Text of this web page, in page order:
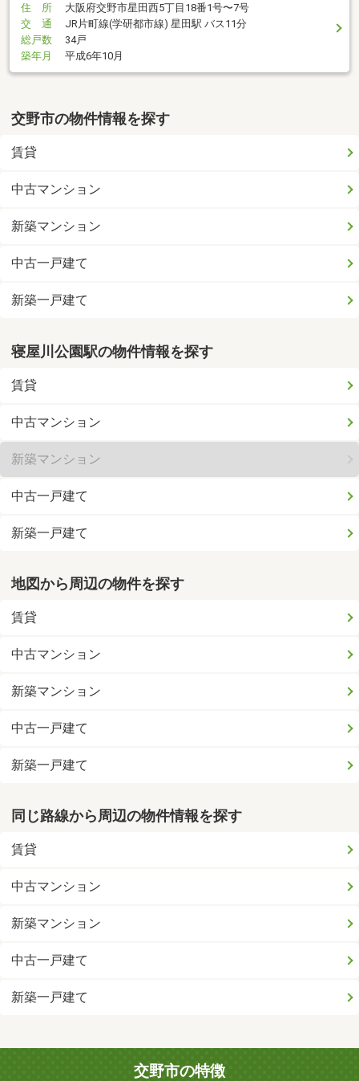
住 所
大阪府交野市星田西5丁目18番1号〜7号
交 通
JR片町線(学研都市線) 星田駅 バス11分
総戸数
34戸
築年月
平成6年10月
交野市の物件情報を探す
賃貸
中古マンション
新築マンション
中古一戸建て
新築一戸建て
寝屋川公園駅の物件情報を探す
賃貸
中古マンション
新築マンション
中古一戸建て
新築一戸建て
地図から周辺の物件を探す
賃貸
中古マンション
新築マンション
中古一戸建て
新築一戸建て
同じ路線から周辺の物件情報を探す
賃貸
中古マンション
新築マンション
中古一戸建て
新築一戸建て
交野市の特徴